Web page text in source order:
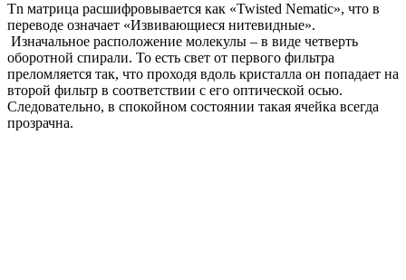
Tn матрица расшифровывается как «Twisted Nematic», что в
переводе означает «Извивающиеся нитевидные».
Изначальное расположение молекулы – в виде четверть
оборотной спирали. То есть свет от первого фильтра
преломляется так, что проходя вдоль кристалла он попадает на
второй фильтр в соответствии с его оптической осью.
Следовательно, в спокойном состоянии такая ячейка всегда
прозрачна.